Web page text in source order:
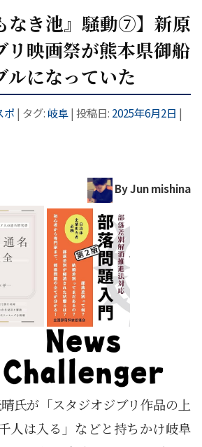
なき池』騒動⑦】新原
リ映画祭が熊本県御船
ルになっていた
ポ | タグ: 岐阜| 投稿日: 2025年6月2日 |
By Jun mishina
氏が「スタジオジブリ作品の上
人は入る」などと持ちかけ岐阜